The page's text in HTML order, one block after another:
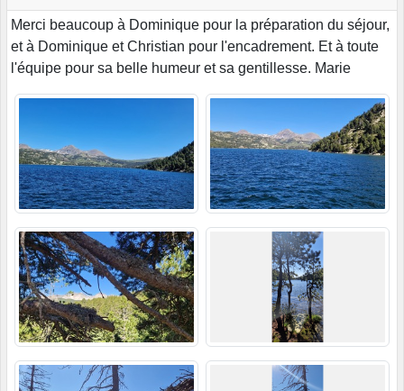
Merci beaucoup à Dominique pour la préparation du séjour,
et à Dominique et Christian pour l'encadrement. Et à toute
l'équipe pour sa belle humeur et sa gentillesse. Marie